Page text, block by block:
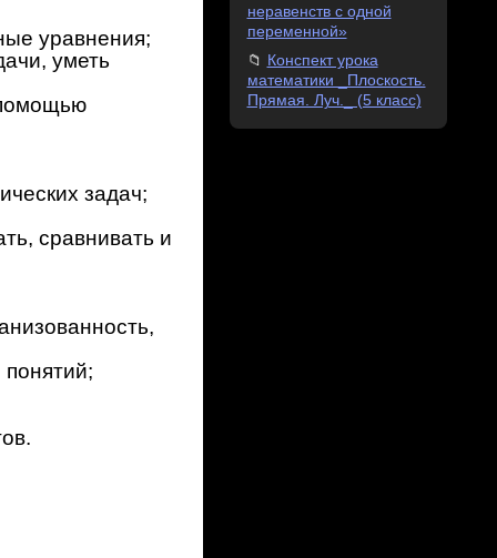
уравнения;
уметь
задач;
сравнивать и
неравенств с одной
переменной»
Конспект урока
математики _Плоскость.
Прямая. Луч._ (5 класс)